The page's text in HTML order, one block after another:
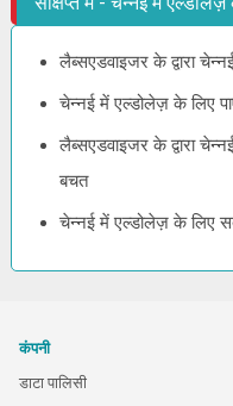
लैब्सएडवाइजर के द्वारा
चेन्नई में एल्डोलेज़ के लिए
लैब्सएडवाइजर के द्वारा
बचत
चेन्नई में एल्डोलेज़ के लिए
कंपनी
डाटा पालिसी